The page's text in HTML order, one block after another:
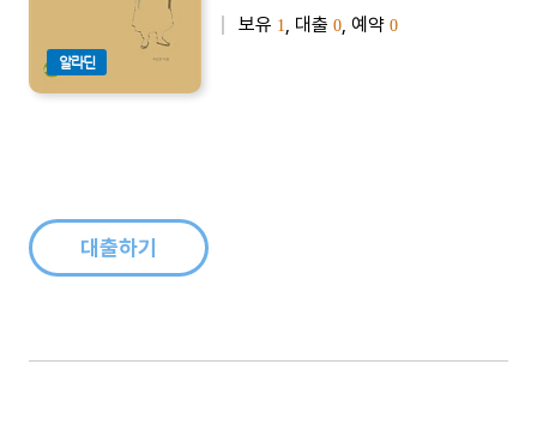
알라딘
보유 1 , 대출 0 , 예약 0
대출하기